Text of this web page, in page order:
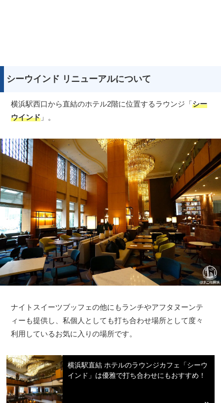
シーウインド リニューアルについて
横浜駅西口から直結のホテル2階に位置するラウンジ「シー
ウインド 」。
ナイトスイーツブッフェの他にもランチやアフタヌーンテ
ィーも提供し、私個人としても打ち合わせ場所として度々
利用しているお気に入りの場所です。
横浜駅直結 ホテルのラウンジカフェ「シーウ
インド」は優雅で打ち合わせにもおすすめ！